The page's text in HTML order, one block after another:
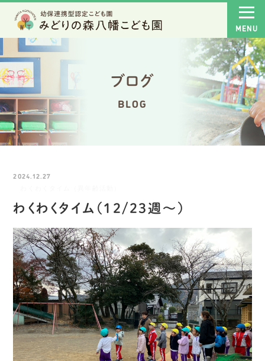
ブログ
BLOG
2024.12.27
わくわくタイム（12/23週～）